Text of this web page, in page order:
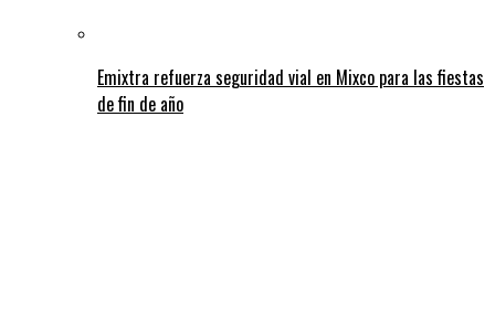
Emixtra refuerza seguridad vial en Mixco para las fiestas
de fin de año